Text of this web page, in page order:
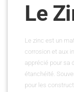
Le
Le zinc est un
corrosion et aux
apprécié pour sa
étanchéité.
pour les